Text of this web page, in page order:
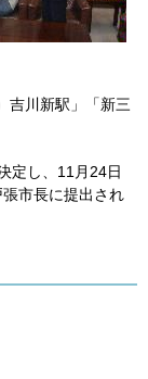
吉川新駅」「新三
定し、11月24日
張市長に提出され